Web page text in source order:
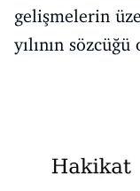
gelişmelerin
yılının